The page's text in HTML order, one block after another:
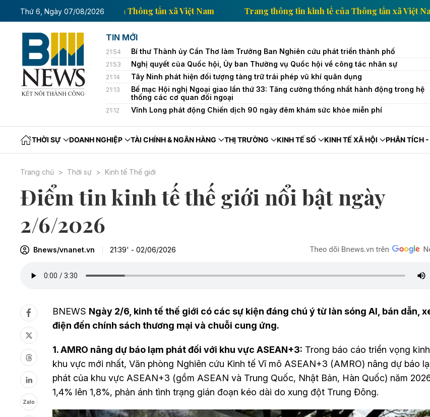
Thứ 6, Ngày 07/08/2026Trang thông tin kinh tế của Thông tấn xã Việt Nam Trang thông tin kinh tế của Thông
TIN MỚI
21:54 Bí thư Thành ủy Cần Thơ làm Trưởng Ban Nghiên cứu phát triển thành phố
21:53 Nghị quyết của Quốc hội, Ủy ban Thường vụ Quốc hội về công tác nhân sự
21:14 Tây Ninh phát hiện đối tượng tàng trữ trái phép vũ khí quân dụng
21:13
Bế mạc Hội nghị Ngoại giao lần thứ 33: Tăng cường thống nhất hành động trong hệ
thống các cơ quan đối ngoại
21:12 Vĩnh Long phát động Chiến dịch 90 ngày đêm khám sức khỏe miễn phí
THỜI SỰ DOANH NGHIỆP TÀI CHÍNH & NGÂN HÀNG THỊ TRƯỜNG KINH TẾ SỐ KINH TẾ XÃ HỘI PHÂN TÍCH
Trang chủ Thời sự Kinh tế Thế giới
Điểm tin kinh tế thế giới nổi bật ngày
2/6/2026
Bnews/vnanet.vn 21:39' - 02/06/2026
Zalo
BNEWS Ngày 2/6, kinh tế thế giới có các sự kiện đáng chú ý từ làn sóng AI, bán dẫn,
điện đến chính sách thương mại và chuỗi cung ứng.
1. AMRO nâng dự báo lạm phát đối với khu vực ASEAN+3: Trong báo cáo triển vọng
khu vực mới nhất, Văn phòng Nghiên cứu Kinh tế Vĩ mô ASEAN+3 (AMRO) nâng dự báo
phát của khu vực ASEAN+3 (gồm ASEAN và Trung Quốc, Nhật Bản, Hàn Quốc) năm
1,4% lên 1,8%, phản ánh tình trạng gián đoạn kéo dài do xung đột Trung Đông.